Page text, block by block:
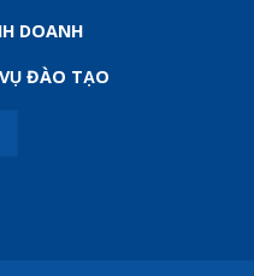
DOANH
ĐÀO TẠO